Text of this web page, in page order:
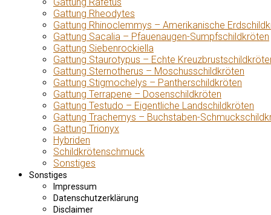
Gattung Rheodytes
Gattung Rhinoclemmys – Amerikanische
Gattung Sacalia – Pfauenaugen-Sumpfschildkröten
Gattung Siebenrockiella
Gattung Staurotypus – Echte
Gattung Sternotherus – Moschusschildkröten
Gattung Stigmochelys – Pantherschildkröten
Gattung Terrapene – Dosenschildkröten
Gattung Testudo – Eigentliche Landschildkröten
Gattung Trachemys – Buchstaben-
Gattung Trionyx
Hybriden
Schildkrötenschmuck
Sonstiges
Sonstiges
Impressum
Datenschutzerklärung
Disclaimer